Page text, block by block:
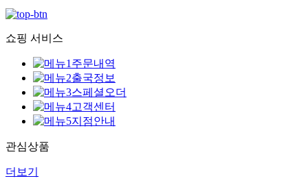
쇼핑 서비스
주문내역
출국정보
스페셜오더
고객센터
지점안내
관심상품
더보기